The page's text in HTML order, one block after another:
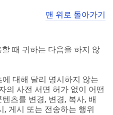
맨 위로 돌아가기
때 귀하는 다음을 하지 않
대해 달리 명시하지 않는
의 사전 서면 허가 없이 어떤
츠를 변경, 변경, 복사, 배
, 게시 또는 전송하는 행위